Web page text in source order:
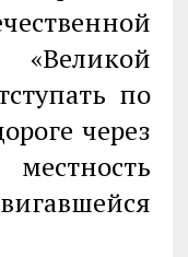
по
через